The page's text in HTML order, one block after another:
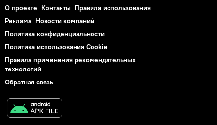
О проекте Контакты Правила использования
Реклама Новости компаний
Политика конфиденциальности
Политика использования Cookie
Правила применения рекомендательных
технологий
Обратная связь